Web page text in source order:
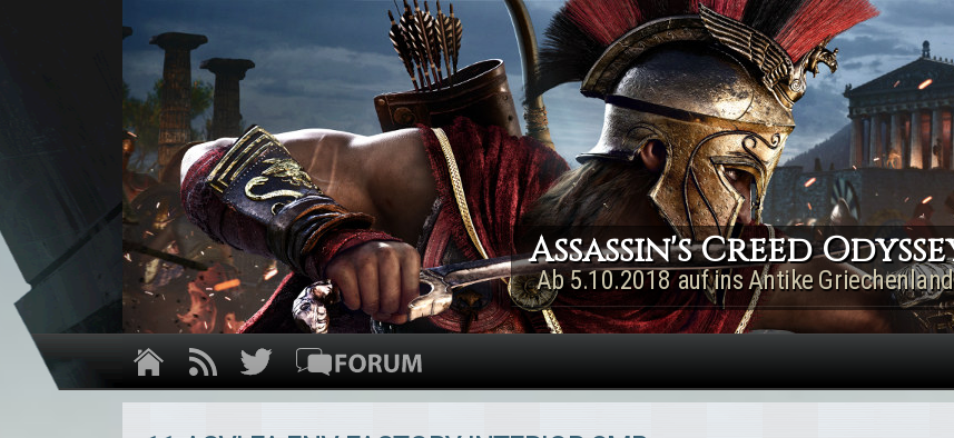
Direkt zum Inhalt
Assassin's Creed Rogue
Remastered
Jetzt für PS4 & Xbox One!